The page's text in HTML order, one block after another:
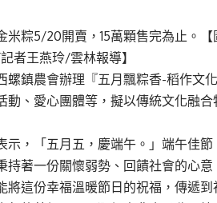
米粽5/20開賣，15萬顆售完為止。
者王燕玲/雲林報導】
螺鎮農會辦理『五月飄粽香-稻作文
動、愛心團體等，擬以傳統文化融
示，「五月五，慶端午。」端午佳
持著一份關懷弱勢、回饋社會的心
將這份幸福溫暖節日的祝福，傳遞